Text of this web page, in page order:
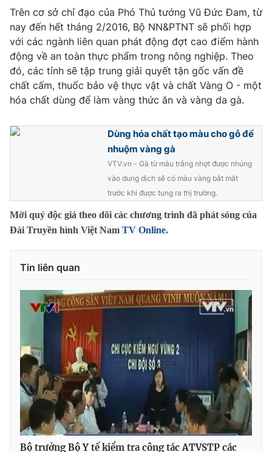
Giải sao mai
Chất lượng cuộc sống
Tuyển sinh
Học trực tuyến
Công nghệ
Hitech Công nghệ tương lai
Sản phẩm
Thị trường
Tư vấn
Giao lưu trực tuyến
Lịch phát sóng
Podcast
Photo Infographic
Video Shorts video
VTV Money
VTV Sức khoẻ Bất động sản
Thị trường 24h Tấm lòng Việt
VTV4 Vươn mình bằng AI
VTV9 VTV8
Liên hệ tòa soạn English
Trên cơ sở chỉ đạo của Phó Thủ tướng Vũ Đức Đam, từ
nay đến hết tháng 2/2016, Bộ NN&PTNT sẽ phối hợp
với các ngành liên quan phát động đợt cao điểm hành
động về an toàn thực phẩm trong nông nghiệp. Theo
đó, các tỉnh sẽ tập trung giải quyết tận gốc vấn đề
chất cấm, thuốc bảo vệ thực vật và chất Vàng O - một
hóa chất dùng để làm vàng thức ăn và vàng da gà.
Dùng hóa chất tạo màu cho gỗ để
nhuộm vàng gà
VTV.vn - Gà từ màu trắng nhợt được nhúng
vào dung dịch sẽ có màu vàng bắt mắt
trước khi được tung ra thị trường.
Mời quý độc giả theo dõi các chương trình đã phát sóng của
Đài Truyền hình Việt Nam TV Online.
Tin liên quan
Bộ trưởng Bộ Y tế kiểm tra công tác ATVSTP các